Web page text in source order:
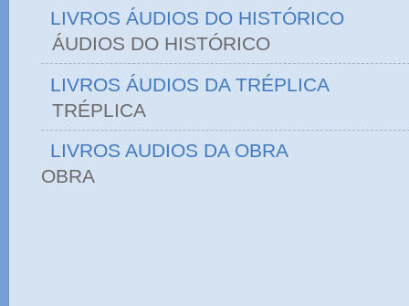
LIVROS ÁUDIOS DO HISTÓRICO
ÁUDIOS DO
LIVROS ÁUDIOS DA TRÉPLICA
TRÉPLICA
LIVROS AUDIOS DA OBRA
OBRA